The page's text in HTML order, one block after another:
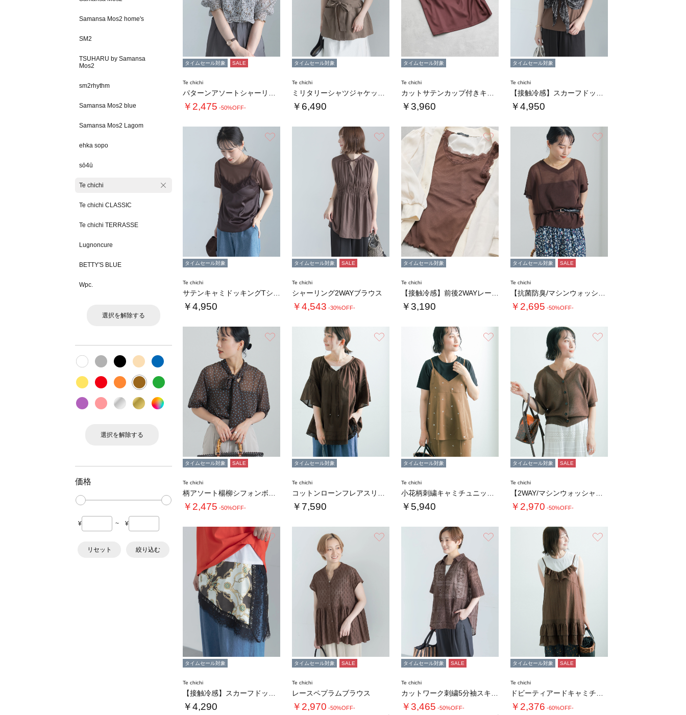
Samansa Mos2 home's
SM2
TSUHARU by Samansa
Mos2
sm2rhythm
Samansa Mos2 blue
Samansa Mos2 Lagom
ehka sopo
sō4ū
Te chichi
Te chichi CLASSIC
Te chichi TERRASSE
Lugnoncure
BETTY'S BLUE
Wpc.
選択を解除する
選択を解除する
価格
¥ ~ ¥
リセット 絞り込む
タイムセール対象 SALE
Te chichi
￥2,475 -50%OFF-
タイムセール対象
Te chichi
￥6,490
タイムセール対象
Te chichi
￥3,960
タイムセール対象
Te chichi
￥4,950
タイムセール対象
Te chichi
￥4,950
お気に入り
タイムセール対象 SALE
Te chichi
シャーリング2WAYブラウス
￥4,543 -30%OFF-
タイムセール対象
Te chichi
￥3,190
タイムセール対象 SALE
Te chichi
￥2,695 -50%OFF-
タイムセール対象 SALE
Te chichi
￥2,475 -50%OFF-
タイムセール対象
Te chichi
￥7,590
タイムセール対象
Te chichi
￥5,940
タイムセール対象 SALE
Te chichi
￥2,970 -50%OFF-
タイムセール対象
Te chichi
￥4,290
タイムセール対象 SALE
Te chichi
レースペプラムブラウス
￥2,970 -50%OFF-
タイムセール対象 SALE
Te chichi
￥3,465 -50%OFF-
タイムセール対象 SALE
Te chichi
￥2,376 -60%OFF-